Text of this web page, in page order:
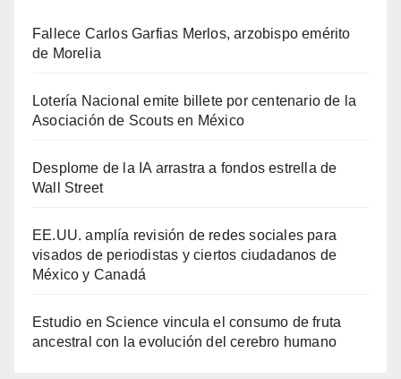
Fallece Carlos Garfias Merlos, arzobispo emérito
de Morelia
Lotería Nacional emite billete por centenario de la
Asociación de Scouts en México
Desplome de la IA arrastra a fondos estrella de
Wall Street
EE.UU. amplía revisión de redes sociales para
visados de periodistas y ciertos ciudadanos de
México y Canadá
Estudio en Science vincula el consumo de fruta
ancestral con la evolución del cerebro humano